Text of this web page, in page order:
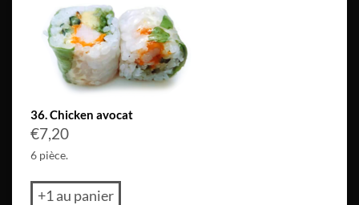
36. Chicken avocat
€7,20
6 pièce.
+1 au panier